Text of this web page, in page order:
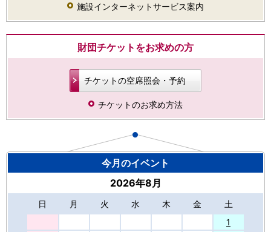
施設インターネットサービス案内
財団チケットをお求めの方
チケットの空席照会・予約
チケットのお求め方法
今月のイベント
2026年8月
日 月 火 水 木 金
土
1